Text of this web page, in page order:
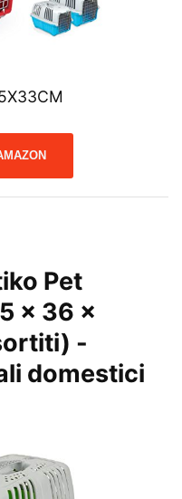
Pet
x 36 x
-
domestici